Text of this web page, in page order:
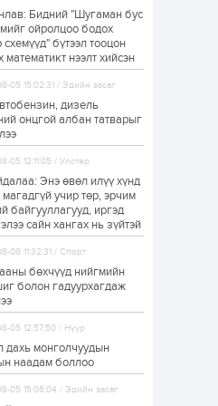
Б.Хулан дэлхийн
аварга боллоо
1 өдөр 0
Р.Даваадорж: Энэ
намрын экспортын
юм
1 өдөр 0 2
Автомашины улсын
дугаар сондгой
тоогоор төгссөн бол
өнөөдөр шатахуун
1 өдөр 0
тулгамдаж буй
асуудлуудыг долоо
хоног бүр Засгийн
газрын...
Бидний "Шугаман бус
ойролцоо бодох
схемүүд" бүтээл тооцон
математикт нээлт хийсэн
05 15:02:31 / Эдийн засаг
дизель
онцгой албан татварыг
05 12:11:05 / Улстөр
Энэ өвөл илүү хүнд
учир төр, эрчим
байгууллагууд, иргэд
сайн хангах нь зүйтэй
08 11:32:31 / Спорт
бөхчүүд нийгмийн
болон гадуурхагдаж
05 12:57:50 / Нүүр
дахь монголчуудын
наадам боллоо
05 15:06:04 / Эдийн засаг